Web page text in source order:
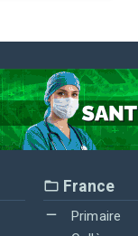
France
Primaire